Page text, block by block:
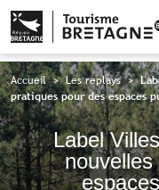
Accueil>Les replays>
pratiques pour des espaces
Label